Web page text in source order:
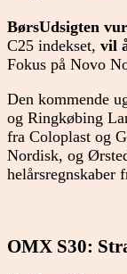
BørsUdsigten
C25 indekset, vil
Fokus på Novo
Den kommende
og Ringkøbing
fra Coloplast og
Nordisk, og
helårsregnskaber
OMX S30: